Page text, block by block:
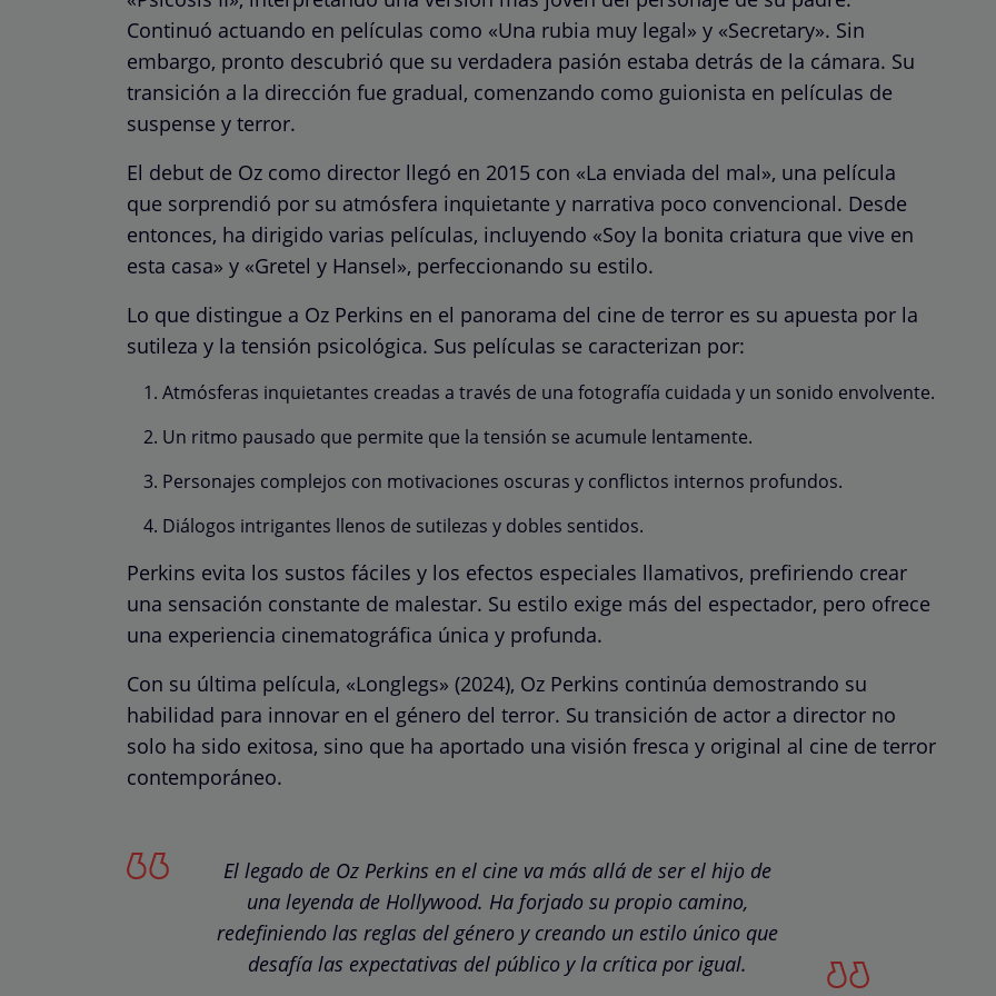
Continuó actuando en películas como «Una rubia muy legal» y «Secretary». Sin
embargo, pronto descubrió que su verdadera pasión estaba detrás de la cámara. Su
transición a la dirección fue gradual, comenzando como guionista en películas de
suspense y terror.
El debut de Oz como director llegó en 2015 con «La enviada del mal», una película
que sorprendió por su atmósfera inquietante y narrativa poco convencional. Desde
entonces, ha dirigido varias películas, incluyendo «Soy la bonita criatura que vive en
esta casa» y «Gretel y Hansel», perfeccionando su estilo.
Lo que distingue a Oz Perkins en el panorama del cine de terror es su apuesta por la
sutileza y la tensión psicológica. Sus películas se caracterizan por:
Atmósferas inquietantes creadas a través de una fotografía cuidada y un sonido envolvente.
Un ritmo pausado que permite que la tensión se acumule lentamente.
Personajes complejos con motivaciones oscuras y conflictos internos profundos.
Diálogos intrigantes llenos de sutilezas y dobles sentidos.
Perkins evita los sustos fáciles y los efectos especiales llamativos, prefiriendo crear
una sensación constante de malestar. Su estilo exige más del espectador, pero ofrece
una experiencia cinematográfica única y profunda.
Con su última película, «Longlegs» (2024), Oz Perkins continúa demostrando su
habilidad para innovar en el género del terror. Su transición de actor a director no
solo ha sido exitosa, sino que ha aportado una visión fresca y original al cine de terror
contemporáneo.
El legado de Oz Perkins en el cine va más allá de ser el hijo de
una leyenda de Hollywood. Ha forjado su propio camino,
redefiniendo las reglas del género y creando un estilo único que
desafía las expectativas del público y la crítica por igual.